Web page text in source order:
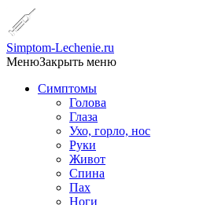
Simptom-Lechenie.ru
МенюЗакрыть меню
Симптомы
Голова
Глаза
Ухо, горло, нос
Руки
Живот
Спина
Пах
Ноги